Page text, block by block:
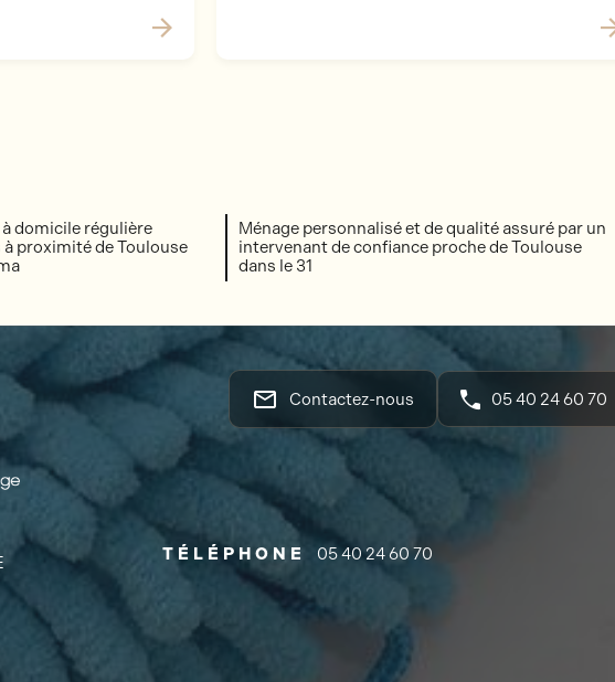
domicile régulière
proximité de Toulouse
Ménage personnalisé et de qualité assuré par un
intervenant de confiance proche de Toulouse
dans le 31
mail_outline Contactez-nous 05 40 24 60 70
TÉLÉPHONE 05 40 24 60 70